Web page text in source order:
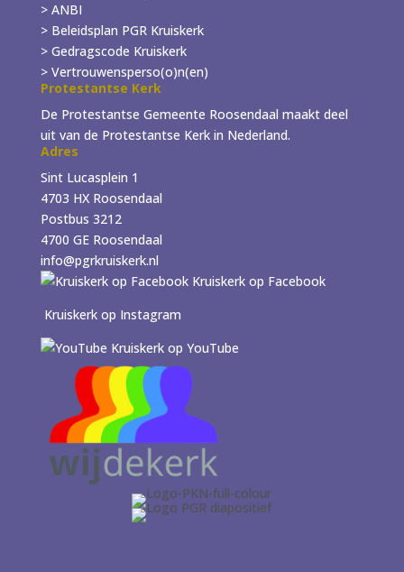
> ANBI
> Beleidsplan PGR Kruiskerk
> Gedragscode Kruiskerk
> Vertrouwensperso(o)n(en)
Protestantse Kerk
De Protestantse Gemeente Roosendaal maakt deel
uit van de Protestantse Kerk in Nederland.
Adres
Sint Lucasplein 1
4703 HX Roosendaal
Postbus 3212
4700 GE Roosendaal
info@pgrkruiskerk.nl
Kruiskerk op Facebook
Kruiskerk op Instagram
Kruiskerk op YouTube